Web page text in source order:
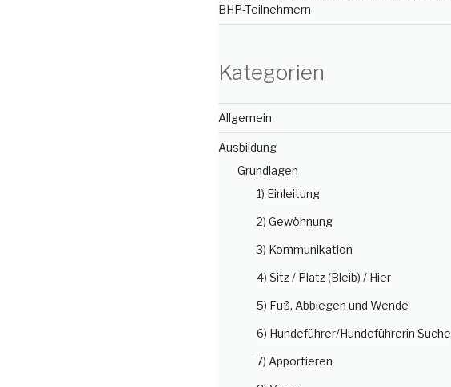
BHP-Teilnehmern
Kategorien
Allgemein
Ausbildung
Grundlagen
1) Einleitung
2) Gewöhnung
3) Kommunikation
4) Sitz / Platz (Bleib) / Hier
5) Fuß, Abbiegen und Wende
6) Hundeführer/Hundeführerin Suche
7) Apportieren